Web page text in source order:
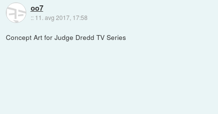
oo7
:: 11. avg 2017, 17:58
Concept Art for Judge Dredd TV Series